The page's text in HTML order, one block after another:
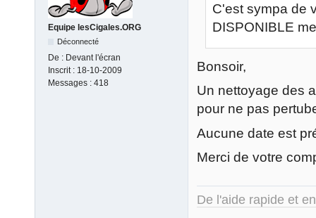
Equipe lesCigales.ORG
Déconnecté
De : Devant l'écran
Inscrit : 18-10-2009
Messages : 418
C'est sympa de
DISPONIBLE
Bonsoir,
Un nettoyage des
pour ne pas
Aucune date est
Merci de votre
De l'aide rapide et